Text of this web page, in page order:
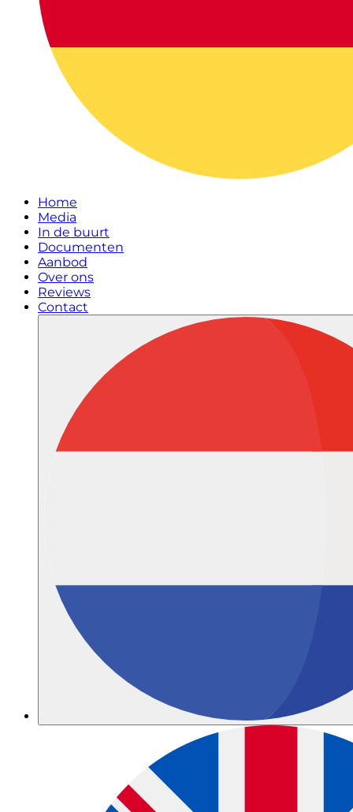
Home
Media
In de buurt
Documenten
Aanbod
Over ons
Reviews
Contact